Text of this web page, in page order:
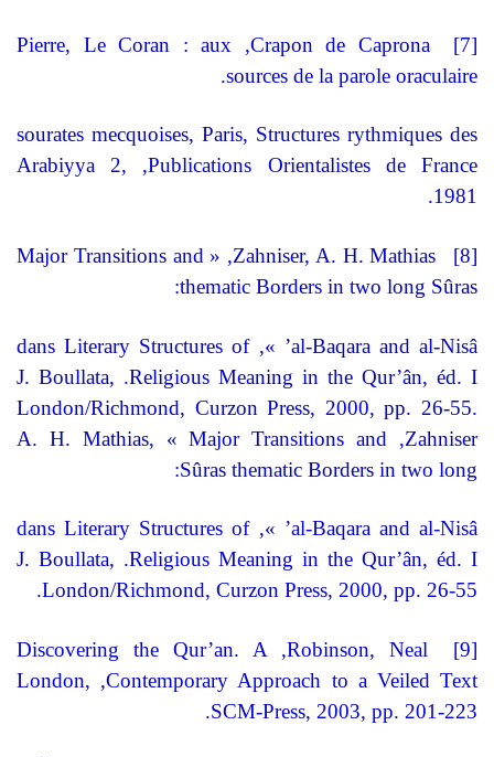
[7]
Crapon de Caprona
,
Pierre, Le Coran : aux
sources de la parole oraculaire
.
Structures rythmiques des
sourates mecquoises, Paris,
Publications Orientalistes de France
,
Arabiyya 2,
1981
.
[8]
Zahniser, A. H. Mathias
, «
Major Transitions and
thematic Borders in two long Sûras
:
al-Baqara and al-Nisâ
’ »,
dans Literary Structures of
Religious Meaning in the Qur’ân, éd. I
.
J. Boullata,
London/Richmond, Curzon Press, 2000, pp. 26-55.
Zahniser
,
A. H. Mathias, « Major Transitions and
thematic Borders in two long
Sûras
:
al-Baqara and al-Nisâ
’ »,
dans Literary Structures of
Religious Meaning in the Qur’ân, éd. I
.
J. Boullata,
London/Richmond, Curzon Press, 2000, pp. 26-55
.
[9]
Robinson, Neal
,
Discovering the Qur’an. A
Contemporary Approach to a Veiled Text
,
London,
SCM-Press, 2003, pp. 201-223
.